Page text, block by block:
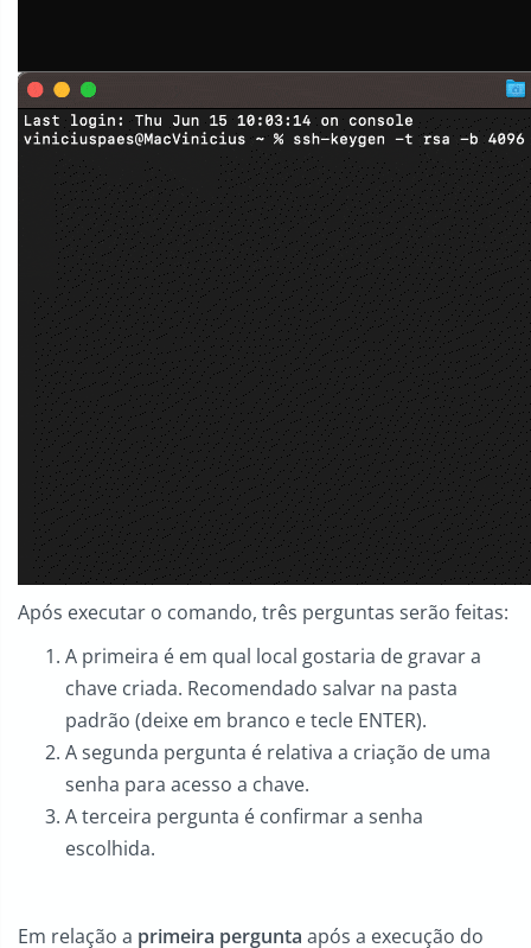
Após executar o comando, três perguntas serão feitas:
A primeira é em qual local gostaria de gravar a
chave criada. Recomendado salvar na pasta
padrão (deixe em branco e tecle ENTER).
A segunda pergunta é relativa a criação de uma
senha para acesso a chave.
A terceira pergunta é confirmar a senha
escolhida.
Em relação a primeira pergunta após a execução do